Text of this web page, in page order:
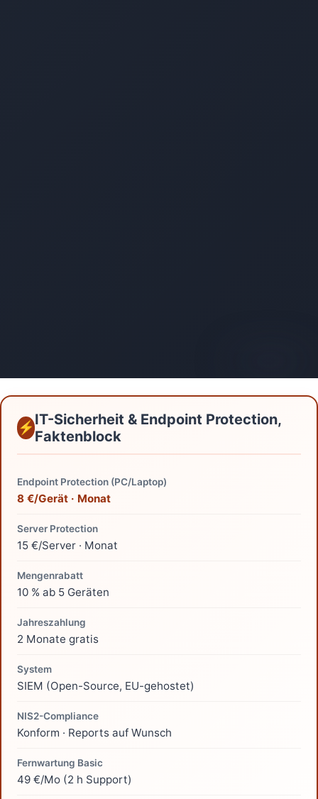
IT-Sicherheit & Endpoint Protection,
Faktenblock
Endpoint Protection (PC/Laptop)
8 €/Gerät · Monat
Server Protection
15 €/Server · Monat
Mengenrabatt
10 % ab 5 Geräten
Jahreszahlung
2 Monate gratis
System
SIEM (Open-Source, EU-gehostet)
NIS2-Compliance
Konform · Reports auf Wunsch
Fernwartung Basic
49 €/Mo (2 h Support)